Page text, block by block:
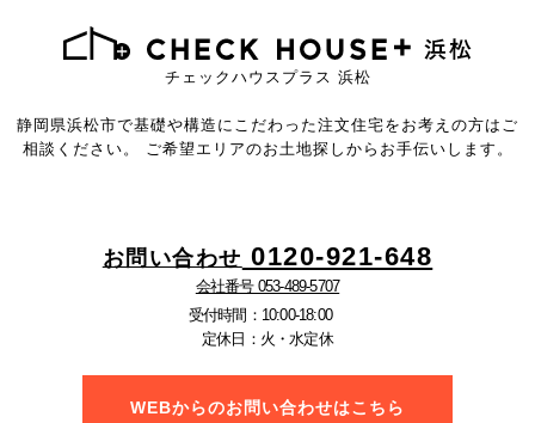
チェックハウスプラス 浜松
静岡県浜松市で基礎や構造にこだわった注文住宅を お考えの方はご
相談ください。
ご希望エリアのお土地探しからお手伝いします。
お問い合わせ 0120-921-648
会社番号 053-489-5707
受付時間：10:00-18:00
定休日：火・水定休
WEBからのお問い合わせはこちら